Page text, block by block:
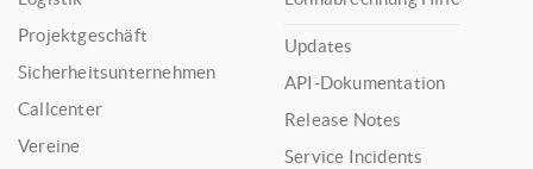
Projektgeschäft
Sicherheitsunternehmen
Callcenter
Vereine
Updates
API-Dokumentation
Release Notes
Service Incidents